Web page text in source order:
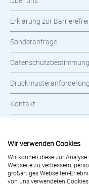
Erklärung zur
Sonderanfrage
Druckmusteranforderung
Kontakt
Impressum
AGB
Bestellung widerrufen
Wir verwenden Cookies
Wir können diese zur
Webseite zu verbessern,
großartiges Webseiten-
von uns verwendeten